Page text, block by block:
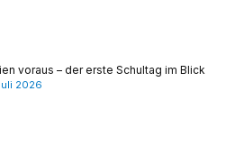
voraus – der erste Schultag im Blick
2026